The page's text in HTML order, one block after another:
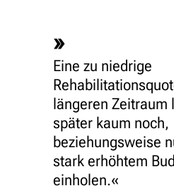
Eine zu niedrige
längeren Zeitraum
später kaum noch,
beziehungsweise
stark erhöhtem
einholen.